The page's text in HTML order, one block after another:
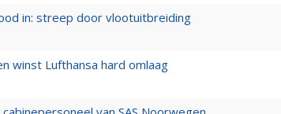
in: streep door vlootuitbreiding
winst Lufthansa hard omlaag